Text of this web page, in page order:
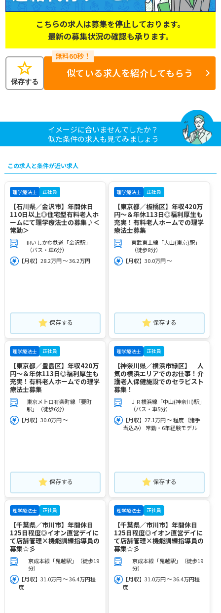
こちらの求人は募集を停止しております。
最新の募集状況の確認も承ります。
star
保存する
似ている求人を紹介してもらう
イメージに合いませんでしたか？
似た条件の求人も見てみましょう
この求人と条件が近い求人
理学療法士 正社員
【石川県／金沢市】年間休日
110日以上◎住宅型有料老人ホ
ームにて理学療法士の募集♪＜
常勤＞
IRいしかわ鉄道「金沢駅」
（バス・車6分）
【月収】28.2万円 ～ 36.2万円
保存する
理学療法士 正社員
【東京都／板橋区】年収420万
円～＆年休113日◎福利厚生も
充実！有料老人ホームでの理学
療法士募集
東武東上線「大山(東京)駅」
（徒歩8分）
【月収】30.0万円 ～
保存する
理学療法士 正社員
【東京都／豊島区】年収420万
円～＆年休113日◎福利厚生も
充実！有料老人ホームでの理学
療法士募集
東京メトロ有楽町線「要町
駅」（徒歩6分）
【月収】30.0万円 ～
保存する
理学療法士 正社員
【神奈川県／横浜市緑区】 人
気の横浜エリアでのお仕事！介
護老人保健施設でのセラピスト
募集！
ＪＲ横浜線「中山(神奈川)駅」
（バス・車5分）
【月収】27.1万円 ～ 程度（諸手
当込み） 常勤・6年経験モデル
保存する
理学療法士 正社員
【千葉県／市川市】年間休日
125日程度◎イオン直営デイに
て店舗管理×機能訓練指導員の
募集☆彡
京成本線「鬼越駅」（徒歩19
分）
【月収】31.0万円 ～ 36.4万円程
度
理学療法士 正社員
【千葉県／市川市】年間休日
125日程度◎イオン直営デイに
て店舗管理×機能訓練指導員の
募集☆彡
京成本線「鬼越駅」（徒歩19
分）
【月収】31.0万円 ～ 36.4万円程
度